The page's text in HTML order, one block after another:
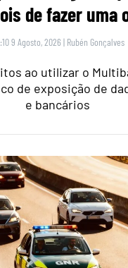
de fazer uma
9 Agosto, 2026 | Rubén Gonçalves
ao utilizar o
de exposição de
e bancários